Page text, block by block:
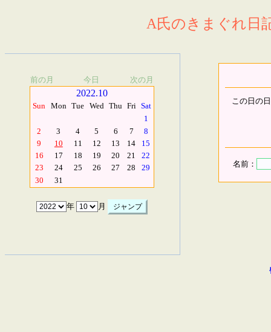
A氏のきまぐれ日
前の月 今日 次の月
2022.10
Sun Mon Tue Wed Thu Fri Sat
1
2
3 4 5 6 7
8
9
10 11 12 13 14
15
16
17 18 19 20 21
22
23
24 25 26 27 28
29
30
31
年 月
この日の
名前：